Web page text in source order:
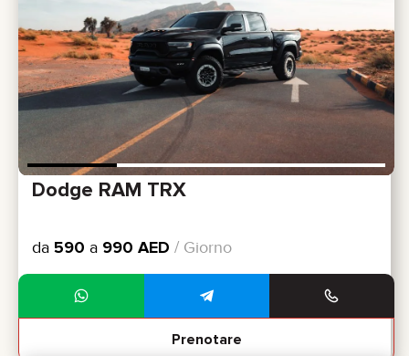
Dodge RAM TRX
da 590 a 990 AED / Giorno
Prenotare